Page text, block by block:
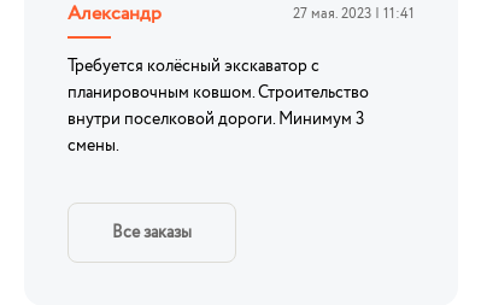
Александр 27 мая. 2023 | 11:41
Требуется колёсный экскаватор с
планировочным ковшом. Строительство
внутри поселковой дороги. Минимум 3
смены.
Все заказы